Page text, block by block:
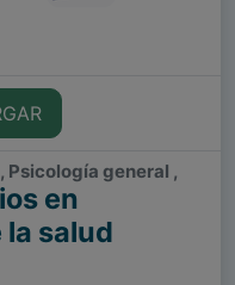
Psicología general ,
en
salud